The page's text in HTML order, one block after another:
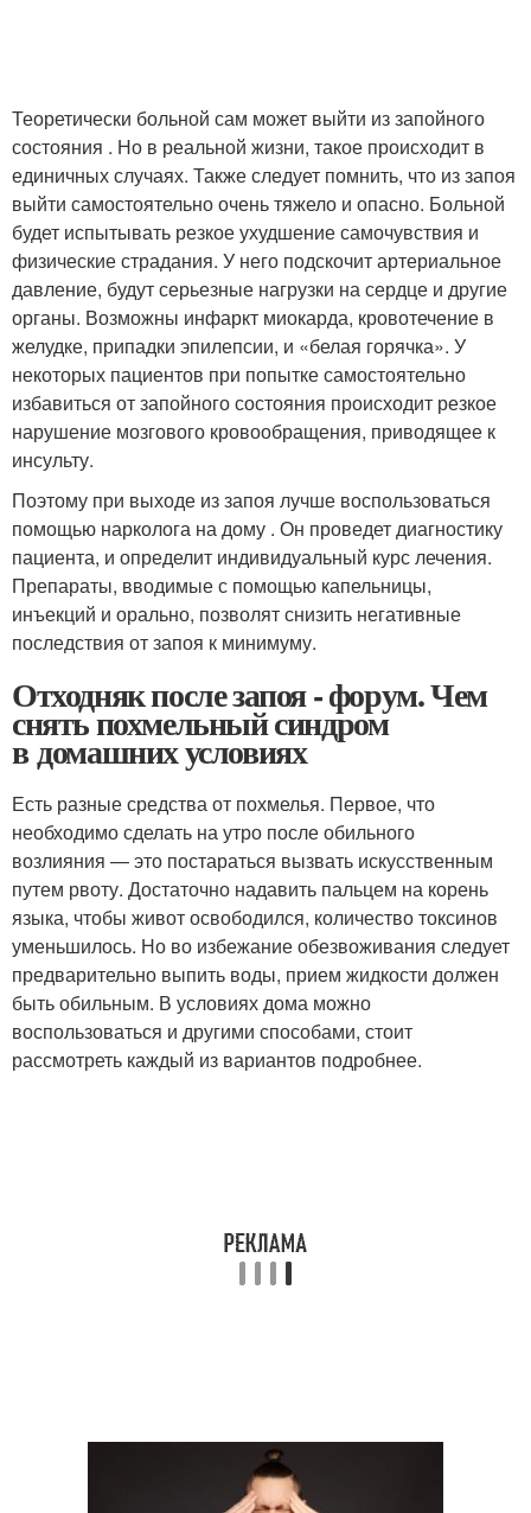
Теоретически больной сам может выйти из запойного
состояния . Но в реальной жизни, такое происходит в
единичных случаях. Также следует помнить, что из запоя
выйти самостоятельно очень тяжело и опасно. Больной
будет испытывать резкое ухудшение самочувствия и
физические страдания. У него подскочит артериальное
давление, будут серьезные нагрузки на сердце и другие
органы. Возможны инфаркт миокарда, кровотечение в
желудке, припадки эпилепсии, и «белая горячка». У
некоторых пациентов при попытке самостоятельно
избавиться от запойного состояния происходит резкое
нарушение мозгового кровообращения, приводящее к
инсульту.
Поэтому при выходе из запоя лучше воспользоваться
помощью нарколога на дому . Он проведет диагностику
пациента, и определит индивидуальный курс лечения.
Препараты, вводимые с помощью капельницы,
инъекций и орально, позволят снизить негативные
последствия от запоя к минимуму.
Отходняк после запоя - форум. Чем
снять похмельный синдром
в домашних условиях
Есть разные средства от похмелья. Первое, что
необходимо сделать на утро после обильного
возлияния — это постараться вызвать искусственным
путем рвоту. Достаточно надавить пальцем на корень
языка, чтобы живот освободился, количество токсинов
уменьшилось. Но во избежание обезвоживания следует
предварительно выпить воды, прием жидкости должен
быть обильным. В условиях дома можно
воспользоваться и другими способами, стоит
рассмотреть каждый из вариантов подробнее.